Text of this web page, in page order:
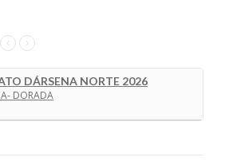
DÁRSENA NORTE 2026
DORADA